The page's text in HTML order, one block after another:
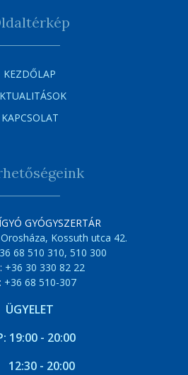
KEZDŐLAP
KAPCSOLAT
GYÓGYSZERTÁR
Kossuth utca 42.
68 510 310, 510 300
+36 30 330 82 22
+36 68 510-307
ÜGYELET
19:00 - 20:00
12:30 - 20:00